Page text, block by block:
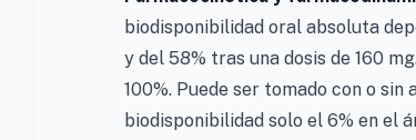
biodisponibilidad oral absoluta
y del 58% tras una dosis de 160
100%. Puede ser tomado con o
biodisponibilidad solo el 6% en el